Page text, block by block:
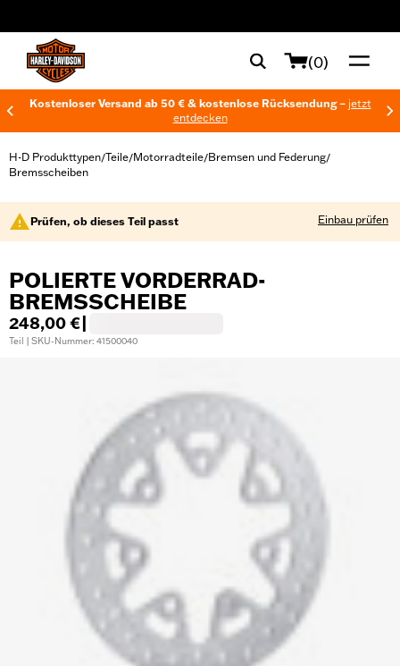
(0)
Kostenloser Versand ab 50 € & kostenlose Rücksendung – jetzt
entdecken
H-D Produkttypen/Teile/Motorradteile/Bremsen und Federung/
Bremsscheiben
Prüfen, ob dieses Teil passt Einbau prüfen
POLIERTE VORDERRAD-
BREMSSCHEIBE
248,00 €
Teil | SKU-Nummer: 41500040